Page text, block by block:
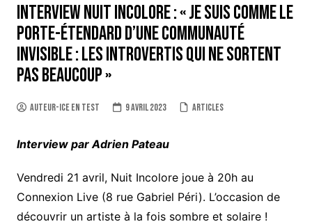
Interview Nuit Incolore : « Je suis comme le
porte-étendard d’une communauté
invisible : les introvertis qui ne sortent
pas beaucoup »
auteur-ice en test 9 avril 2023 Articles
Interview par Adrien Pateau
Vendredi 21 avril, Nuit Incolore joue à 20h au
Connexion Live (8 rue Gabriel Péri). L’occasion de
découvrir un artiste à la fois sombre et solaire !